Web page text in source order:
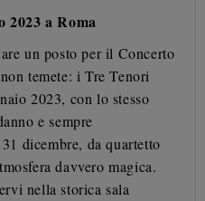
2023 a Roma
un posto per il Concerto
temete: i Tre Tenori
2023, con lo stesso
e sempre
dicembre, da quartetto
davvero magica.
nella storica sala